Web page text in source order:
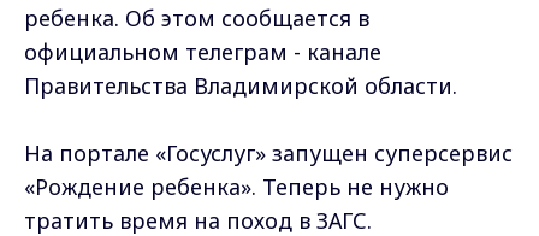
ребенка. Об этом сообщается в
официальном телеграм - канале
Правительства Владимирской области.
На портале «Госуслуг» запущен суперсервис
«Рождение ребенка». Теперь не нужно
тратить время на поход в ЗАГС.